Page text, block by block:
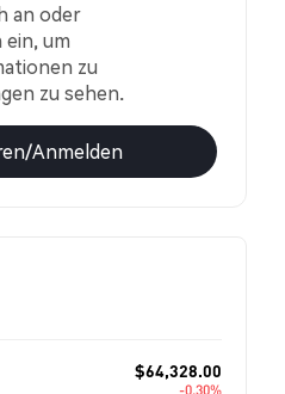
an oder
ein, um
zu
zu sehen.
Anmelden
$64,328.00
-0.30%